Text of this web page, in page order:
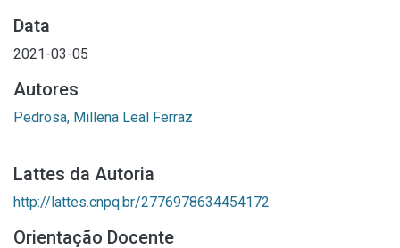
Data
2021-03-05
Autores
Pedrosa, Millena Leal Ferraz
Lattes da Autoria
http://lattes.cnpq.br/2776978634454172
Orientação Docente